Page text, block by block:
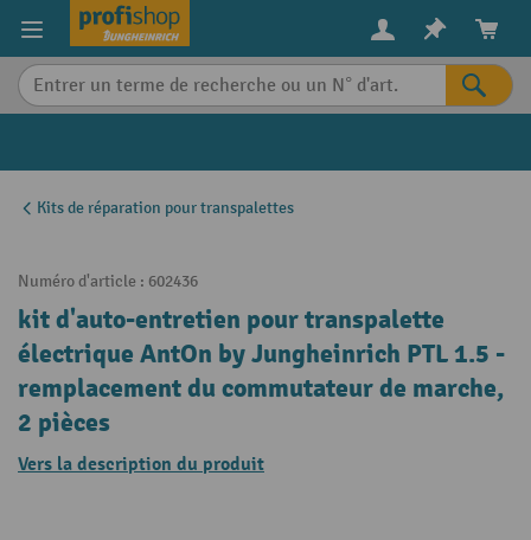
content
Kits de réparation pour transpalettes
Numéro d'article : 602436
kit d'auto-entretien pour transpalette
électrique AntOn by Jungheinrich PTL 1.5 -
remplacement du commutateur de marche,
2 pièces
Vers la description du produit